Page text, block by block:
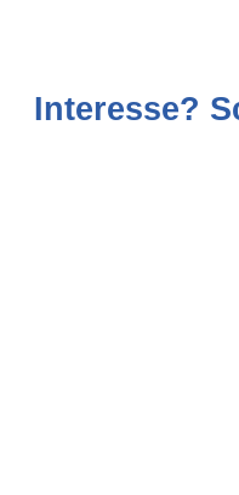
Interesse?